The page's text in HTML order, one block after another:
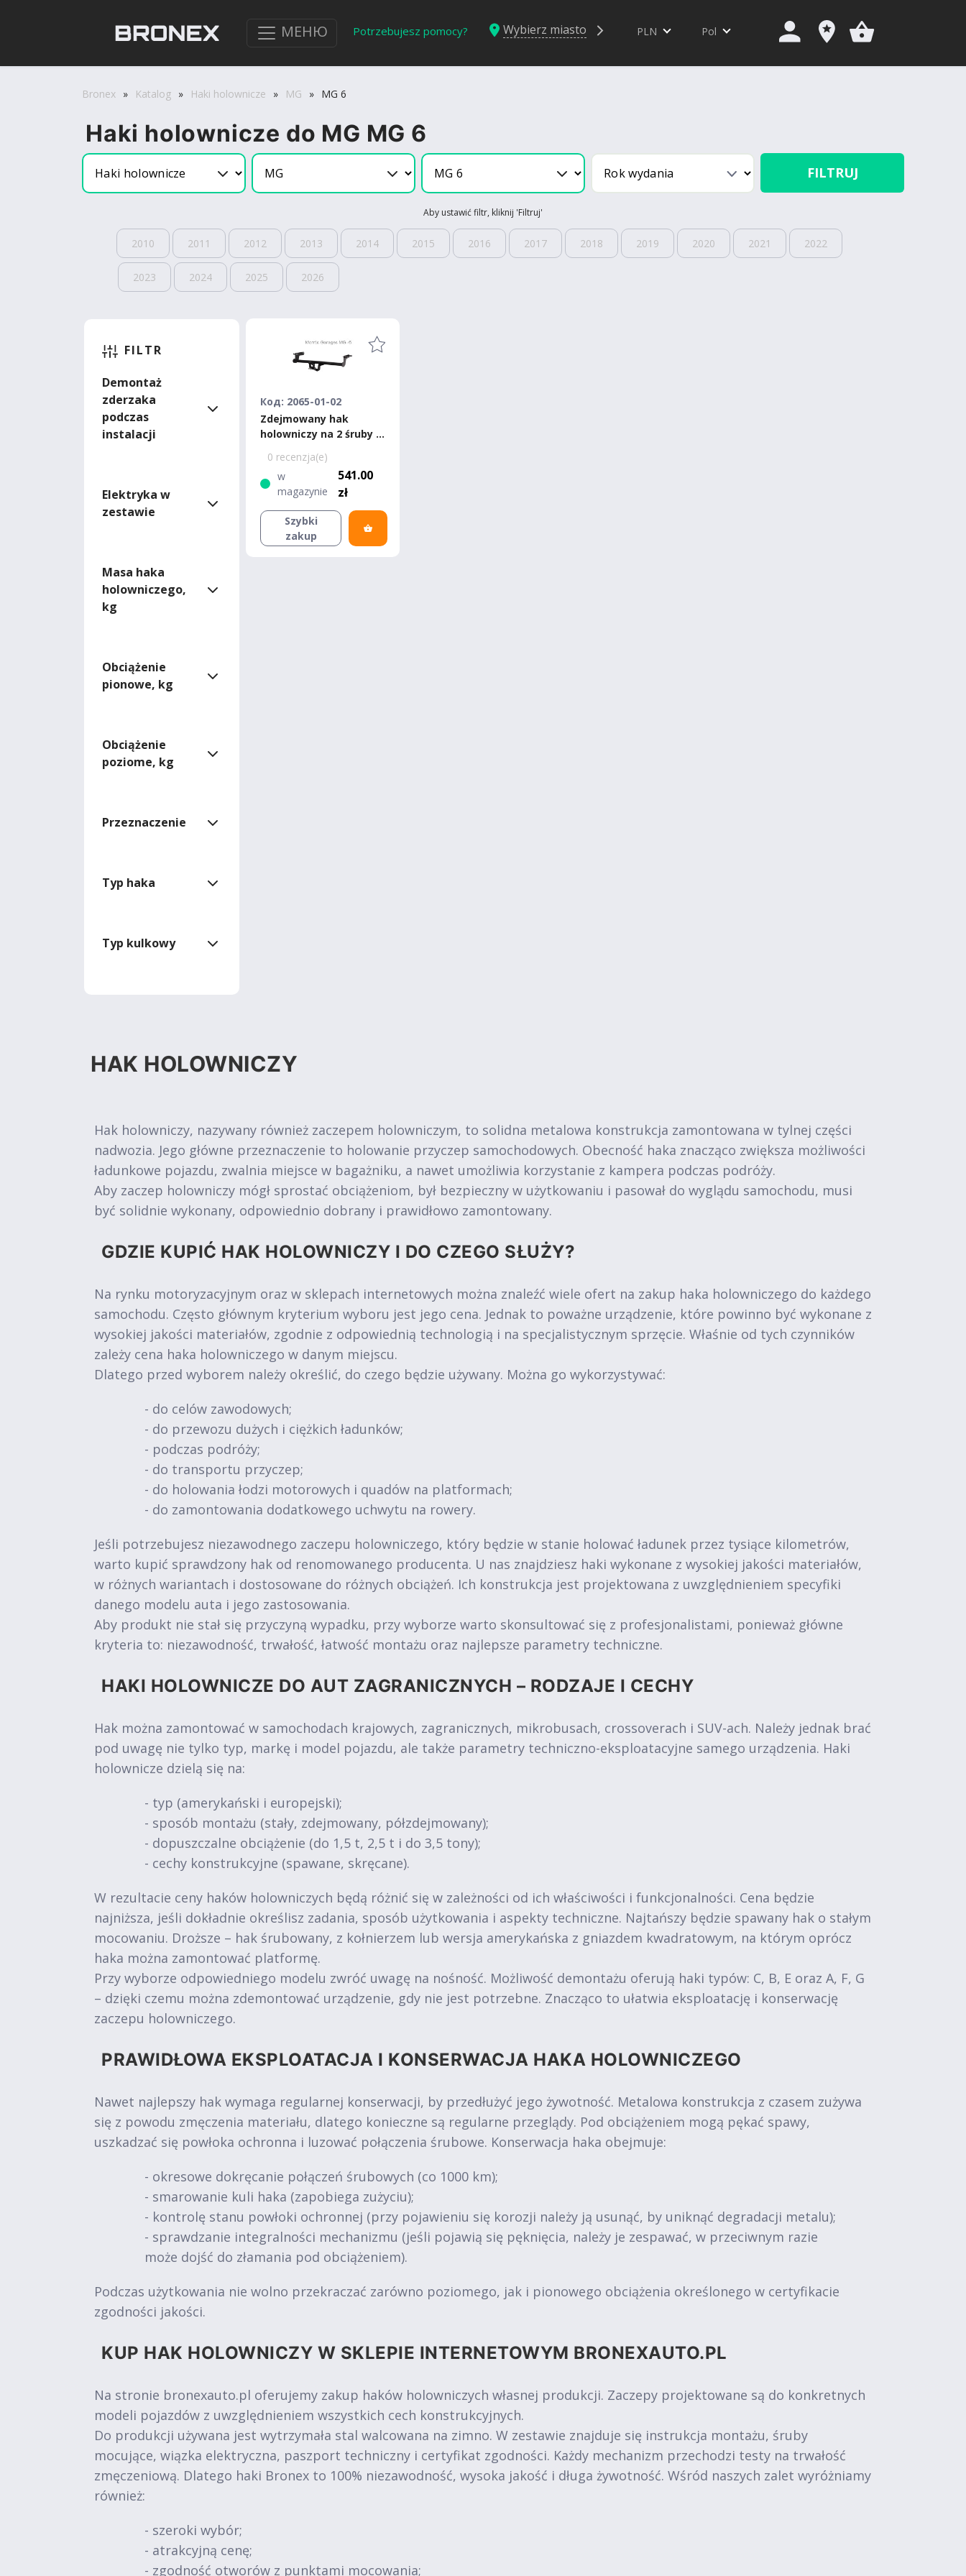
МЕНЮ Potrzebujesz pomocy? Wybierz miasto PLN Pol
Bronex » Katalog » Haki holownicze » MG » MG 6
Haki holownicze do MG MG 6
FILTRUJ
Aby ustawić filtr, kliknij 'Filtruj'
2010 2011 2012 2013 2014 2015 2016 2017 2018 2019 2020 2021 2022
2023 2024 2025 2026
FILTR
Demontaż
zderzaka
podczas
instalacji
Elektryka w
zestawie
Masa haka
holowniczego,
kg
Obciążenie
pionowe, kg
Obciążenie
poziome, kg
Przeznaczenie
Typ haka
Typ kulkowy
Код: 2065-01-02
Zdejmowany hak
holowniczy na 2 śruby -
0 recenzja(e)
w
magazynie
541.00
zł
Szybki
zakup
HAK HOLOWNICZY
Hak holowniczy, nazywany również zaczepem holowniczym, to solidna metalowa konstrukcja zamontowana w tylnej części
nadwozia. Jego główne przeznaczenie to holowanie przyczep samochodowych. Obecność haka znacząco zwiększa możliwości
ładunkowe pojazdu, zwalnia miejsce w bagażniku, a nawet umożliwia korzystanie z kampera podczas podróży.
Aby zaczep holowniczy mógł sprostać obciążeniom, był bezpieczny w użytkowaniu i pasował do wyglądu samochodu, musi
być solidnie wykonany, odpowiednio dobrany i prawidłowo zamontowany.
GDZIE KUPIĆ HAK HOLOWNICZY I DO CZEGO SŁUŻY?
Na rynku motoryzacyjnym oraz w sklepach internetowych można znaleźć wiele ofert na zakup haka holowniczego do każdego
samochodu. Często głównym kryterium wyboru jest jego cena. Jednak to poważne urządzenie, które powinno być wykonane z
wysokiej jakości materiałów, zgodnie z odpowiednią technologią i na specjalistycznym sprzęcie. Właśnie od tych czynników
zależy cena haka holowniczego w danym miejscu.
Dlatego przed wyborem należy określić, do czego będzie używany. Można go wykorzystywać:
- do celów zawodowych;
- do przewozu dużych i ciężkich ładunków;
- podczas podróży;
- do transportu przyczep;
- do holowania łodzi motorowych i quadów na platformach;
- do zamontowania dodatkowego uchwytu na rowery.
Jeśli potrzebujesz niezawodnego zaczepu holowniczego, który będzie w stanie holować ładunek przez tysiące kilometrów,
warto kupić sprawdzony hak od renomowanego producenta. U nas znajdziesz haki wykonane z wysokiej jakości materiałów,
w różnych wariantach i dostosowane do różnych obciążeń. Ich konstrukcja jest projektowana z uwzględnieniem specyfiki
danego modelu auta i jego zastosowania.
Aby produkt nie stał się przyczyną wypadku, przy wyborze warto skonsultować się z profesjonalistami, ponieważ główne
kryteria to: niezawodność, trwałość, łatwość montażu oraz najlepsze parametry techniczne.
HAKI HOLOWNICZE DO AUT ZAGRANICZNYCH – RODZAJE I CECHY
Hak można zamontować w samochodach krajowych, zagranicznych, mikrobusach, crossoverach i SUV-ach. Należy jednak brać
pod uwagę nie tylko typ, markę i model pojazdu, ale także parametry techniczno-eksploatacyjne samego urządzenia. Haki
holownicze dzielą się na:
- typ (amerykański i europejski);
- sposób montażu (stały, zdejmowany, półzdejmowany);
- dopuszczalne obciążenie (do 1,5 t, 2,5 t i do 3,5 tony);
- cechy konstrukcyjne (spawane, skręcane).
W rezultacie ceny haków holowniczych będą różnić się w zależności od ich właściwości i funkcjonalności. Cena będzie
najniższa, jeśli dokładnie określisz zadania, sposób użytkowania i aspekty techniczne. Najtańszy będzie spawany hak o stałym
mocowaniu. Droższe – hak śrubowany, z kołnierzem lub wersja amerykańska z gniazdem kwadratowym, na którym oprócz
haka można zamontować platformę.
Przy wyborze odpowiedniego modelu zwróć uwagę na nośność. Możliwość demontażu oferują haki typów: C, B, E oraz A, F, G
– dzięki czemu można zdemontować urządzenie, gdy nie jest potrzebne. Znacząco to ułatwia eksploatację i konserwację
zaczepu holowniczego.
PRAWIDŁOWA EKSPLOATACJA I KONSERWACJA HAKA HOLOWNICZEGO
Nawet najlepszy hak wymaga regularnej konserwacji, by przedłużyć jego żywotność. Metalowa konstrukcja z czasem zużywa
się z powodu zmęczenia materiału, dlatego konieczne są regularne przeglądy. Pod obciążeniem mogą pękać spawy,
uszkadzać się powłoka ochronna i luzować połączenia śrubowe. Konserwacja haka obejmuje:
- okresowe dokręcanie połączeń śrubowych (co 1000 km);
- smarowanie kuli haka (zapobiega zużyciu);
- kontrolę stanu powłoki ochronnej (przy pojawieniu się korozji należy ją usunąć, by uniknąć degradacji metalu);
- sprawdzanie integralności mechanizmu (jeśli pojawią się pęknięcia, należy je zespawać, w przeciwnym razie
może dojść do złamania pod obciążeniem).
Podczas użytkowania nie wolno przekraczać zarówno poziomego, jak i pionowego obciążenia określonego w certyfikacie
zgodności jakości.
KUP HAK HOLOWNICZY W SKLEPIE INTERNETOWYM BRONEXAUTO.PL
Na stronie bronexauto.pl oferujemy zakup haków holowniczych własnej produkcji. Zaczepy projektowane są do konkretnych
modeli pojazdów z uwzględnieniem wszystkich cech konstrukcyjnych.
Do produkcji używana jest wytrzymała stal walcowana na zimno. W zestawie znajduje się instrukcja montażu, śruby
mocujące, wiązka elektryczna, paszport techniczny i certyfikat zgodności. Każdy mechanizm przechodzi testy na trwałość
zmęczeniową. Dlatego haki Bronex to 100% niezawodność, wysoka jakość i długa żywotność. Wśród naszych zalet wyróżniamy
również:
- szeroki wybór;
- atrakcyjną cenę;
- zgodność otworów z punktami mocowania;